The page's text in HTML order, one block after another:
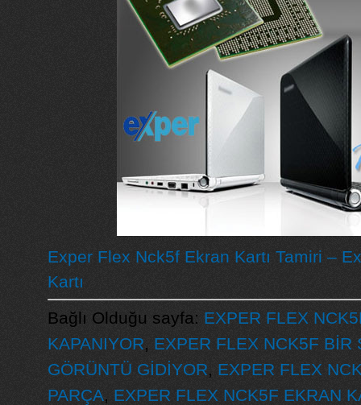
Exper Flex Nck5f Ekran Kartı Tamiri –
Kartı
Bağlı Olduğu sayfa: EXPER FLEX
KAPANIYOR, EXPER FLEX NCK5F BİR
GÖRÜNTÜ GİDİYOR, EXPER FLEX
PARÇA, EXPER FLEX NCK5F EKRAN